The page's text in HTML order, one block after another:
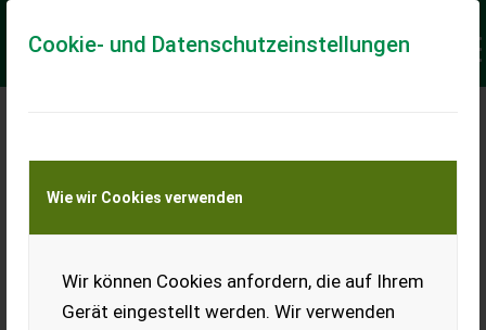
Cookie- und Datenschutzeinstellungen
Wie wir Cookies verwenden
Wir können Cookies anfordern, die auf Ihrem
Gerät eingestellt werden. Wir verwenden
Meine Transportkostenanfrage
Transport von Land- und Baumaschinen –
KEINE Tiertransporte